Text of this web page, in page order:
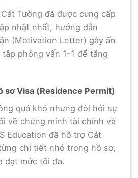
Cát Tường đã được cung cấp
nhật nhất, hướng dẫn
(Motivation Letter) gây ấn
phỏng vấn 1-1 để tăng
sơ Visa (Residence Permit)
quá khó nhưng đòi hỏi sự
về chứng minh tài chính và
Education đã hỗ trợ Cát
chi tiết nhỏ trong hồ sơ,
đạt mức tối đa.